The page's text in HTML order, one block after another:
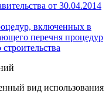
от 30.04.2014
включенных в
перечня процедур
вид использования